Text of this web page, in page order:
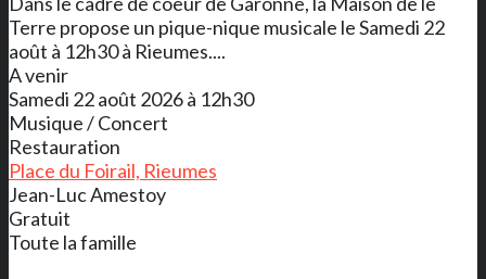
Terre propose un pique-nique musicale le Samedi 22
août à 12h30 à Rieumes....
A venir
Samedi 22 août 2026 à 12h30
Musique / Concert
Restauration
Place du Foirail, Rieumes
Jean-Luc Amestoy
Gratuit
Toute la famille